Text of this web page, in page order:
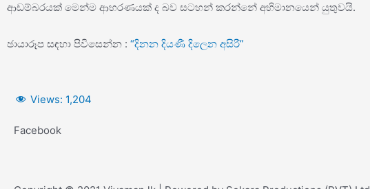
ආඩම්බරයක් මෙන්ම ආභරණයක් ද බව සටහන් කරන්නේ අභිමානයෙන් යුතුවයි.
ඡායාරූප සඳහා පිවිසෙන්න : “දිනන දියණී දිලෙන අසිරී”
Views: 1,204
Facebook